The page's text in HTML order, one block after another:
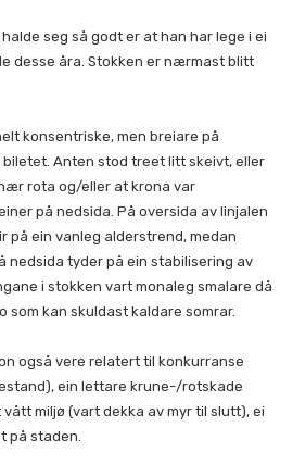
seg så godt er at han har lege i ei
desse åra. Stokken er nærmast blitt
konsentriske, men breiare på
biletet. Anten stod treet litt skeivt, eller
rota og/eller at krona var
på nedsida. På oversida av linjalen
på ein vanleg alderstrend, medan
nedsida tyder på ein stabilisering av
i stokken vart monaleg smalare då
som kan skuldast kaldare somrar.
også vere relatert til konkurranse
ein lettare krune-/rotskade
miljø (vart dekka av myr til slutt), ei
på staden.